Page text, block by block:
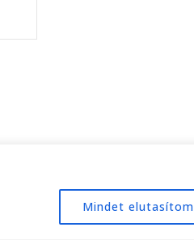
Mindet elutasítom
WordPress.